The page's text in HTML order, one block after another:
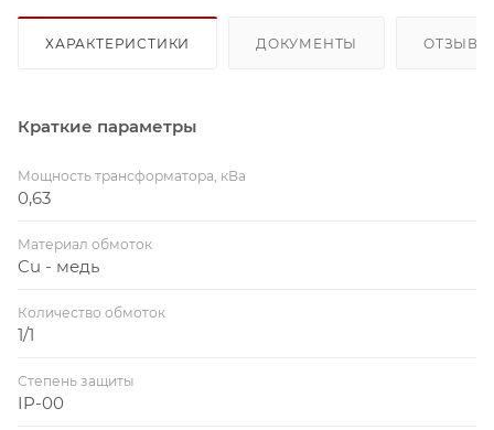
ХАРАКТЕРИСТИКИ ДОКУМЕНТЫ ОТЗЫВЫ
Краткие параметры
Мощность трансформатора, кВа
0,63
Материал обмоток
Cu - медь
Количество обмоток
1/1
Степень защиты
IP-00